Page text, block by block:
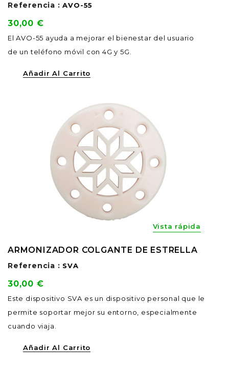
Referencia : AVO-55
Precio
30,00 €
El AVO-55 ayuda a mejorar el bienestar del usuario
de un teléfono móvil con 4G y 5G.
Añadir Al Carrito
Vista rápida
ARMONIZADOR COLGANTE DE ESTRELLA
Referencia : SVA
Precio
30,00 €
Este dispositivo SVA es un dispositivo personal que le
permite soportar mejor su entorno, especialmente
cuando viaja.
Añadir Al Carrito